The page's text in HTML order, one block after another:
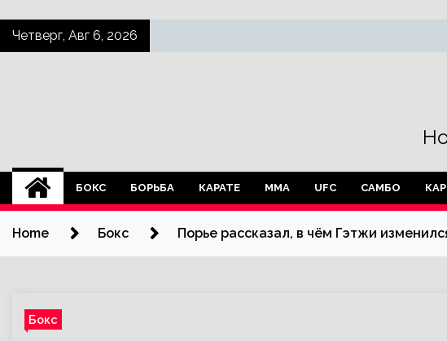
SkipЧетверг, Авг 6, 2026
БОКС БОРЬБА КАРАТЕ ММА UFC САМБО
Home Бокс Порье рассказал, в чём Гэтжи
Бокс